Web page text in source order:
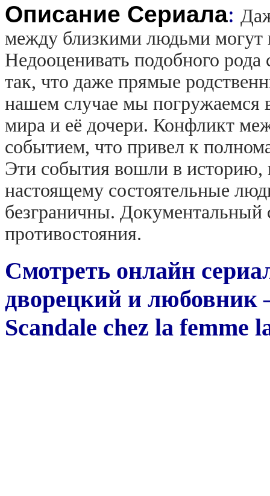
Описание Сериала:
между близкими людьми могут
Недооценивать подобного рода
так, что даже прямые
нашем случае мы погружаемся
мира и её дочери. Конфликт
событием, что привел к
Эти события вошли в историю,
настоящему состоятельные
безграничны. Документальный
противостояния.
Смотреть онлайн
дворецкий и
Scandale chez la femme